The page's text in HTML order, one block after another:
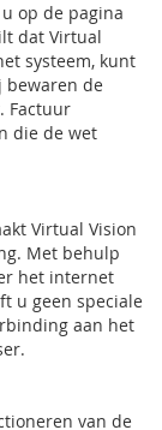
op de pagina
dat Virtual
systeem, kunt
bewaren de
Factuur
die de wet
Virtual Vision
Met behulp
het internet
u geen speciale
aan het
van de